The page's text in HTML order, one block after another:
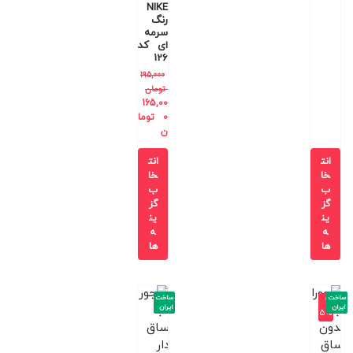
انت
خا
ب
گز
ین
ه
ها
NIKE
رنگ
سرمه
ای کد
126
195,000
تومان
165,00
0
توما
ن
انت
خا
ب
گز
ین
ه
ها
-2
5%
ساخت
ایران
ساخت
ایران